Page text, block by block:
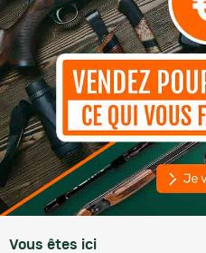
Vous êtes ici